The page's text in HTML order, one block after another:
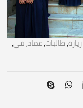
زيارة,طالبات,عماد,في,